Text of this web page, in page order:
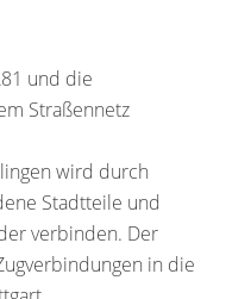
und die
Straßennetz
wird durch
Stadtteile und
verbinden. Der
in die